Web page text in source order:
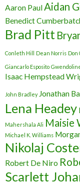
Aaron PaulAidan
Benedict
Brad Pitt
Conleth Hill Dean Norris Don
Giancarlo Esposito
Isaac Hempstead
John Bradley Jonathan
Lena Headey
Mahershala Ali Maisie
Michael K. Williams
Nikolaj
Robert De Niro
Scarlett